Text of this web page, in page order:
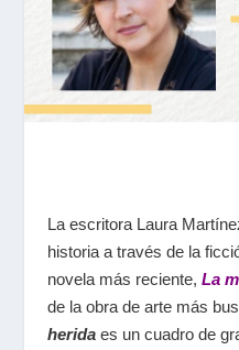
La escritora Laura
historia a través de la
novela más reciente, La
de la obra de arte más
heridaes un cuadro de